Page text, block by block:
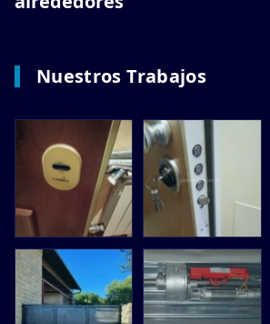
Nuestros Trabajos